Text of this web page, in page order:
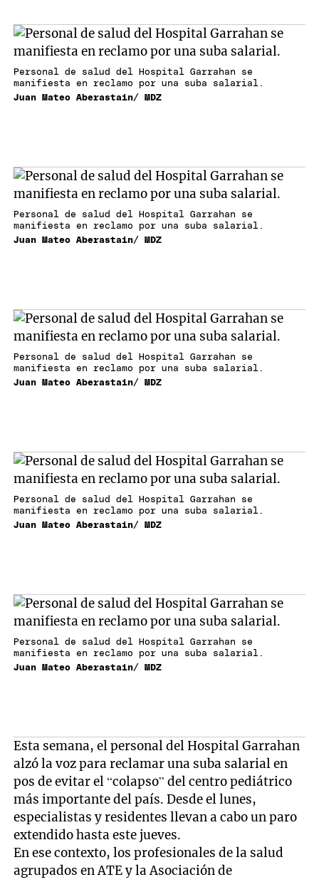
Personal de salud del Hospital Garrahan se
manifiesta en reclamo por una suba salarial.
Juan Mateo Aberastain/ MDZ
Personal de salud del Hospital Garrahan se
manifiesta en reclamo por una suba salarial.
Juan Mateo Aberastain/ MDZ
Personal de salud del Hospital Garrahan se
manifiesta en reclamo por una suba salarial.
Juan Mateo Aberastain/ MDZ
Personal de salud del Hospital Garrahan se
manifiesta en reclamo por una suba salarial.
Juan Mateo Aberastain/ MDZ
Personal de salud del Hospital Garrahan se
manifiesta en reclamo por una suba salarial.
Juan Mateo Aberastain/ MDZ
Esta semana, el personal del Hospital Garrahan
alzó la voz para reclamar una suba salarial en
pos de evitar el “colapso” del centro pediátrico
más importante del país. Desde el lunes,
especialistas y residentes llevan a cabo un paro
extendido hasta este jueves.
En ese contexto, los profesionales de la salud
agrupados en ATE y la Asociación de